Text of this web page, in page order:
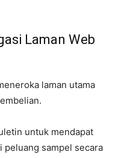
Laman Web
laman utama
untuk mendapat
peluang sampel secara